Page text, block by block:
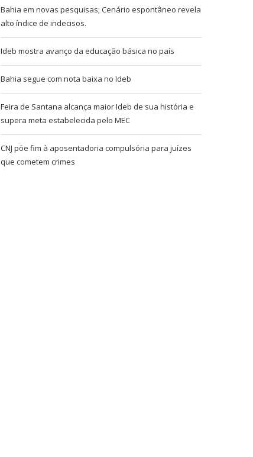
Bahia em novas pesquisas; Cenário espontâneo revela
alto índice de indecisos.
Ideb mostra avanço da educação básica no país
Bahia segue com nota baixa no Ideb
Feira de Santana alcança maior Ideb de sua história e
supera meta estabelecida pelo MEC
CNJ põe fim à aposentadoria compulsória para juízes
que cometem crimes